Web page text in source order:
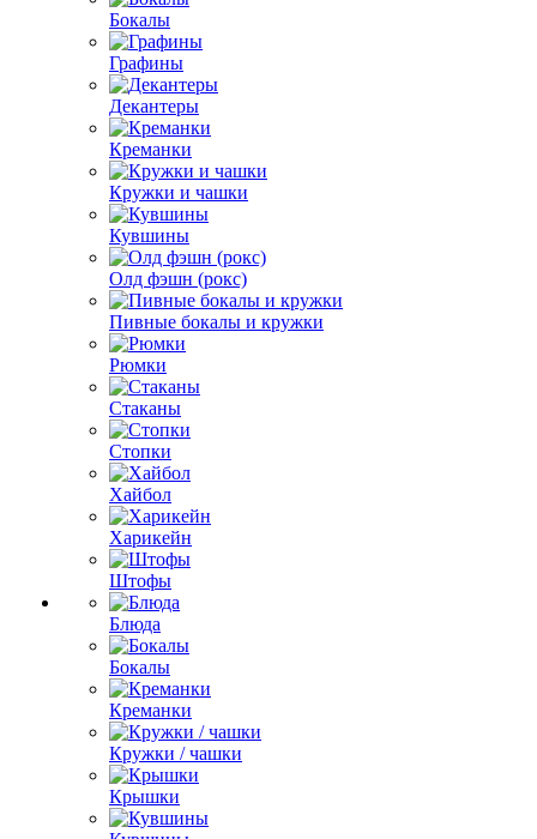
Бокалы
Графины
Декантеры
Креманки
Кружки и чашки
Кувшины
Олд фэшн (рокс)
Пивные бокалы и кружки
Рюмки
Стаканы
Стопки
Хайбол
Харикейн
Штофы
Блюда
Бокалы
Креманки
Кружки / чашки
Крышки